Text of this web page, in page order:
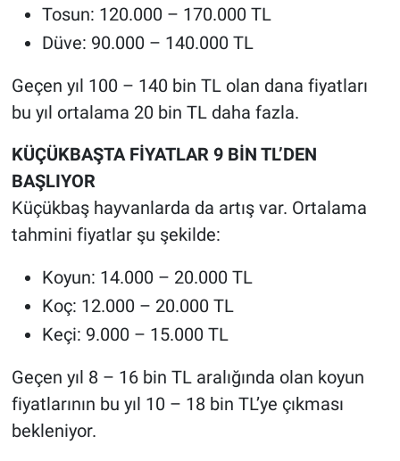
Tosun: 120.000 – 170.000 TL
Düve: 90.000 – 140.000 TL
Geçen yıl 100 – 140 bin TL olan dana fiyatları
bu yıl ortalama 20 bin TL daha fazla.
KÜÇÜKBAŞTA FİYATLAR 9 BİN TL’DEN
BAŞLIYOR
Küçükbaş hayvanlarda da artış var. Ortalama
tahmini fiyatlar şu şekilde:
Koyun: 14.000 – 20.000 TL
Koç: 12.000 – 20.000 TL
Keçi: 9.000 – 15.000 TL
Geçen yıl 8 – 16 bin TL aralığında olan koyun
fiyatlarının bu yıl 10 – 18 bin TL’ye çıkması
bekleniyor.